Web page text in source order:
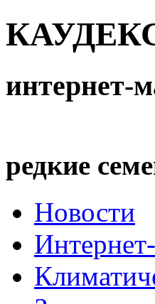
интернет-
редкие
Новости